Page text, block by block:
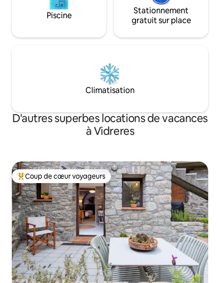
Piscine
Stationnement
gratuit sur place
Climatisation
D'autres superbes locations de vacances
à Vidreres
Coup de cœur voyageurs parmi les plus aimés
Coup de cœur voyageurs